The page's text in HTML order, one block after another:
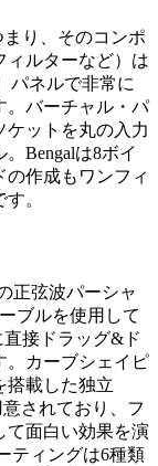
り、そのコンポ
ィルターなど）は
パネルで非常に
。バーチャル・パ
ケットを丸の入力
Bengalは8ボイ
作成もワンフィ
。
正弦波パーシャ
ブルを使用して
接ドラッグ&ド
。カーブシェイピ
搭載した独立
されており、フ
て面白い効果を演
ティングは6種類